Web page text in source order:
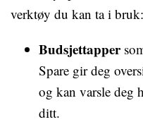
verktøy du kan ta i bruk:
Budsjettapper
Spare gir deg
og kan varsle deg
ditt.